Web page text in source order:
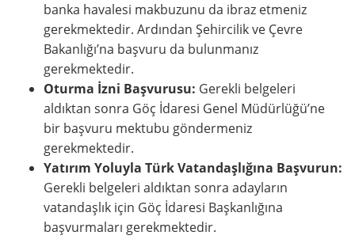
banka havalesi makbuzunu da ibraz etmeniz
gerekmektedir. Ardından Şehircilik ve Çevre
Bakanlığı’na başvuru da bulunmanız
gerekmektedir.
Oturma İzni Başvurusu: Gerekli belgeleri
aldıktan sonra Göç İdaresi Genel Müdürlüğü’ne
bir başvuru mektubu göndermeniz
gerekmektedir.
Yatırım Yoluyla Türk Vatandaşlığına Başvurun:
Gerekli belgeleri aldıktan sonra adayların
vatandaşlık için Göç İdaresi Başkanlığına
başvurmaları gerekmektedir.